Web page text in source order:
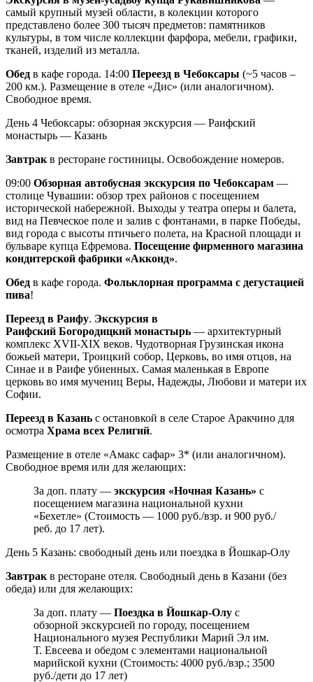
самый крупный музей области, в колекции которого
представлено более 300 тысяч предметов: памятников
культуры, в том числе коллекции фарфора, мебели, графики,
тканей, изделий из металла.
Обед в кафе города. 14:00 Переезд в Чебоксары (~5 часов –
200 км.). Размещение в отеле «Дис» (или аналогичном).
Свободное время.
День 4 Чебоксары: обзорная экскурсия — Раифский
монастырь — Казань
Завтрак в ресторане гостиницы. Освобождение номеров.
09:00 Обзорная автобусная экскурсия по Чебоксарам —
столице Чувашии: обзор трех районов с посещением
исторической набережной. Выходы у театра оперы и балета,
вид на Певческое поле и залив с фонтанами, в парке Победы,
вид города с высоты птичьего полета, на Красной площади и
бульваре купца Ефремова. Посещение фирменного магазина
кондитерской фабрики «Акконд».
Обед в кафе города. Фольклорная программа с дегустацией
пива!
Переезд в Раифу. Экскурсия в
Раифский Богородицкий монастырь — архитектурный
комплекс ХVII-ХIХ веков. Чудотворная Грузинская икона
божьей матери, Троицкий собор, Церковь, во имя отцов, на
Синае и в Раифе убиенных. Самая маленькая в Европе
церковь во имя мучениц Веры, Надежды, Любови и матери их
Софии.
Переезд в Казань с остановкой в селе Старое Аракчино для
осмотра Храма всех Религий.
Размещение в отеле «Амакс сафар» 3* (или аналогичном).
Свободное время или для желающих:
За доп. плату — экскурсия «Ночная Казань» с
посещением магазина национальной кухни
«Бехетле» (Стоимость — 1000 руб./взр. и 900 руб./
реб. до 17 лет).
День 5 Казань: свободный день или поездка в Йошкар-Олу
Завтрак в ресторане отеля. Свободный день в Казани (без
обеда) или для желающих:
За доп. плату — Поездка в Йошкар-Олу с
обзорной экскурсией по городу, посещением
Национального музея Республики Марий Эл им.
Т. Евсеева и обедом с элементами национальной
марийской кухни (Стоимость: 4000 руб./взр.; 3500
руб./дети до 17 лет)